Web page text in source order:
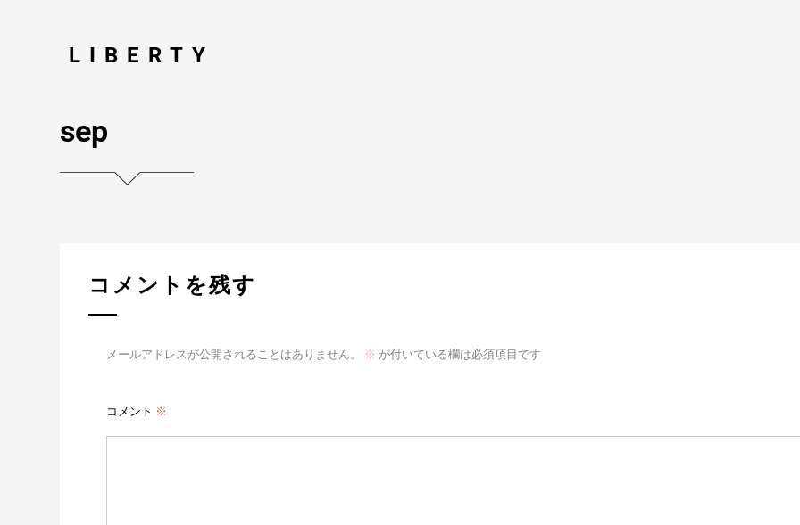
LIBERTY
sep
コメントを残す
メールアドレスが公開されることはありません。 ※ が付いている欄は必須項目です
コメント ※